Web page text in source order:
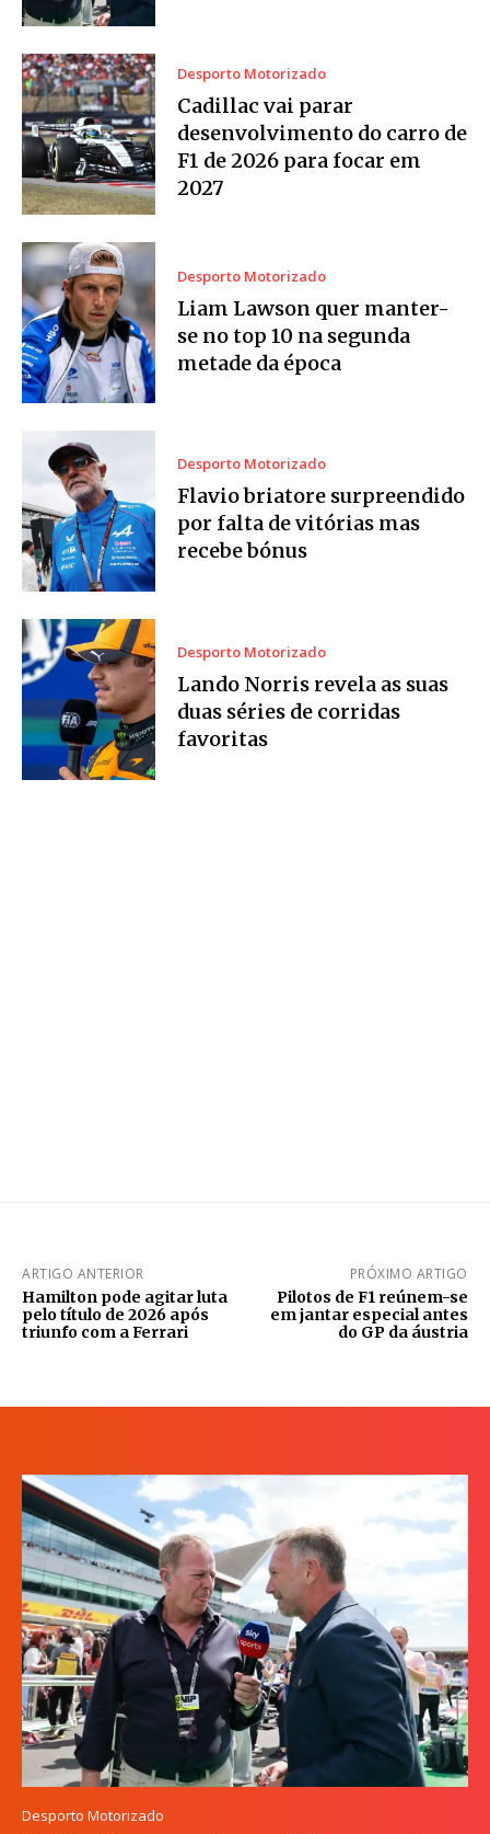
Desporto Motorizado
Cadillac vai parar
desenvolvimento do carro de
F1 de 2026 para focar em
2027
Desporto Motorizado
Liam Lawson quer manter-
se no top 10 na segunda
metade da época
Desporto Motorizado
Flavio briatore surpreendido
por falta de vitórias mas
recebe bónus
Desporto Motorizado
Lando Norris revela as suas
duas séries de corridas
favoritas
ARTIGO ANTERIOR
Hamilton pode agitar luta
pelo título de 2026 após
triunfo com a Ferrari
PRÓXIMO ARTIGO
Pilotos de F1 reúnem-se
em jantar especial antes
do GP da áustria
Desporto Motorizado